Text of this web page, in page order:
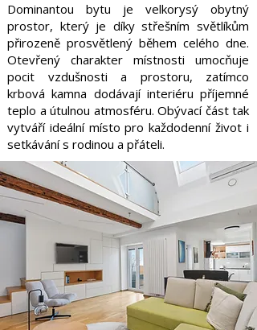
Dominantou bytu je velkorysý obytný
prostor, který je díky střešním světlíkům
přirozeně prosvětlený během celého dne.
Otevřený charakter místnosti umocňuje
pocit vzdušnosti a prostoru, zatímco
krbová kamna dodávají interiéru příjemné
teplo a útulnou atmosféru. Obývací část tak
vytváří ideální místo pro každodenní život i
setkávání s rodinou a přáteli.